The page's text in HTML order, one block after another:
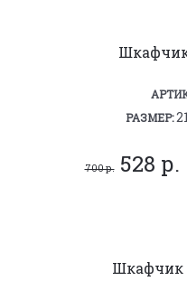
РАЗМЕР:
700 р.528 р.
Шкафчик